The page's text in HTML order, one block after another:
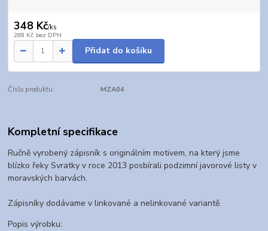
348 Kč/ks
288 Kč bez DPH
Přidat do košíku
Číslo produktu: MZA04
Kompletní specifikace
Ručně vyrobený zápisník s originálním motivem, na který jsme
blízko řeky Svratky v roce 2013 posbírali podzimní javorové listy v
moravských barvách.
Zápisníky dodávame v linkované a nelinkované variantě.
Popis výrobku: